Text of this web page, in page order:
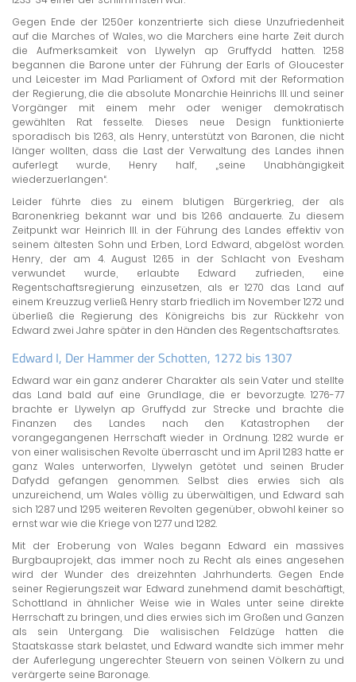
Gegen Ende der 1250er konzentrierte sich diese Unzufriedenheit
auf die Marches of Wales, wo die Marchers eine harte Zeit durch
die Aufmerksamkeit von Llywelyn ap Gruffydd hatten. 1258
begannen die Barone unter der Führung der Earls of Gloucester
und Leicester im Mad Parliament of Oxford mit der Reformation
der Regierung, die die absolute Monarchie Heinrichs III. und seiner
Vorgänger mit einem mehr oder weniger demokratisch
gewählten Rat fesselte. Dieses neue Design funktionierte
sporadisch bis 1263, als Henry, unterstützt von Baronen, die nicht
länger wollten, dass die Last der Verwaltung des Landes ihnen
auferlegt wurde, Henry half, „seine Unabhängigkeit
wiederzuerlangen“.
Leider führte dies zu einem blutigen Bürgerkrieg, der als
Baronenkrieg bekannt war und bis 1266 andauerte. Zu diesem
Zeitpunkt war Heinrich III. in der Führung des Landes effektiv von
seinem ältesten Sohn und Erben, Lord Edward, abgelöst worden.
Henry, der am 4. August 1265 in der Schlacht von Evesham
verwundet wurde, erlaubte Edward zufrieden, eine
Regentschaftsregierung einzusetzen, als er 1270 das Land auf
einem Kreuzzug verließ. Henry starb friedlich im November 1272 und
überließ die Regierung des Königreichs bis zur Rückkehr von
Edward zwei Jahre später in den Händen des Regentschaftsrates.
Edward I, Der Hammer der Schotten, 1272 bis 1307
Edward war ein ganz anderer Charakter als sein Vater und stellte
das Land bald auf eine Grundlage, die er bevorzugte. 1276-77
brachte er Llywelyn ap Gruffydd zur Strecke und brachte die
Finanzen des Landes nach den Katastrophen der
vorangegangenen Herrschaft wieder in Ordnung. 1282 wurde er
von einer walisischen Revolte überrascht und im April 1283 hatte er
ganz Wales unterworfen, Llywelyn getötet und seinen Bruder
Dafydd gefangen genommen. Selbst dies erwies sich als
unzureichend, um Wales völlig zu überwältigen, und Edward sah
sich 1287 und 1295 weiteren Revolten gegenüber, obwohl keiner so
ernst war wie die Kriege von 1277 und 1282.
Mit der Eroberung von Wales begann Edward ein massives
Burgbauprojekt, das immer noch zu Recht als eines angesehen
wird der Wunder des dreizehnten Jahrhunderts. Gegen Ende
seiner Regierungszeit war Edward zunehmend damit beschäftigt,
Schottland in ähnlicher Weise wie in Wales unter seine direkte
Herrschaft zu bringen, und dies erwies sich im Großen und Ganzen
als sein Untergang. Die walisischen Feldzüge hatten die
Staatskasse stark belastet, und Edward wandte sich immer mehr
der Auferlegung ungerechter Steuern von seinen Völkern zu und
verärgerte seine Baronage.